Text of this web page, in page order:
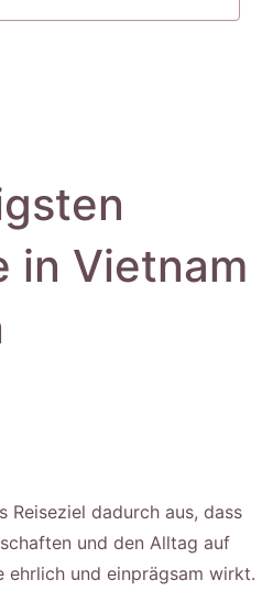
in Vietnam
Reiseziel dadurch aus, dass
und den Alltag auf
ehrlich und einprägsam wirkt.